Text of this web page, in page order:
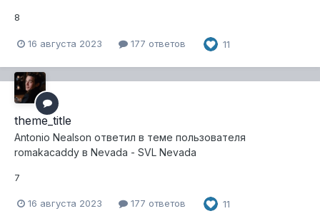
8
16 августа 2023 177 ответов 11
theme_title
Antonio Nealson ответил в теме пользователя
romakacaddy в Nevada - SVL Nevada
7
16 августа 2023 177 ответов 11